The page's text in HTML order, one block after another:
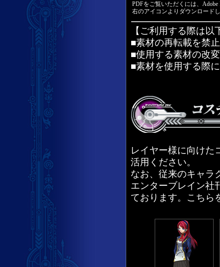
PDFをご覧いただくには、Adobe
右のアイコンよりダウンロード
【ご利用する際は
■素材の再転載を禁
■使用する素材の改
■素材を使用する際
レイヤー様に向けた
活用ください。
なお、従来のキャラ
エンターブレイン社
ております。こちら